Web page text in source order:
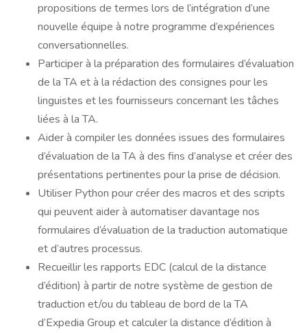
propositions de termes lors de l’intégration d’une
nouvelle équipe à notre programme d’expériences
conversationnelles.
Participer à la préparation des formulaires d’évaluation
de la TA et à la rédaction des consignes pour les
linguistes et les fournisseurs concernant les tâches
liées à la TA.
Aider à compiler les données issues des formulaires
d’évaluation de la TA à des fins d’analyse et créer des
présentations pertinentes pour la prise de décision.
Utiliser Python pour créer des macros et des scripts
qui peuvent aider à automatiser davantage nos
formulaires d’évaluation de la traduction automatique
et d’autres processus.
Recueillir les rapports EDC (calcul de la distance
d’édition) à partir de notre système de gestion de
traduction et/ou du tableau de bord de la TA
d’Expedia Group et calculer la distance d’édition à